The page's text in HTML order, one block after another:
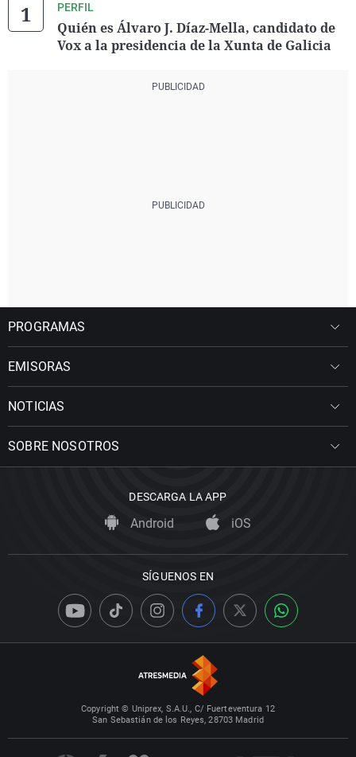
PERFIL
Quién es Álvaro J. Díaz-Mella, candidato de
Vox a la presidencia de la Xunta de Galicia
PROGRAMAS
EMISORAS
NOTICIAS
SOBRE NOSOTROS
DESCARGA LA APP
Android iOS
SÍGUENOS EN
Copyright © Uniprex, S.A.U., C/ Fuerteventura 12
San Sebastián de los Reyes, 28703 Madrid